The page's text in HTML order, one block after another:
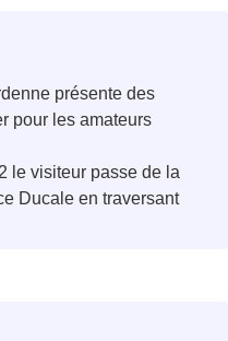
présente des
pour les amateurs
le visiteur passe de la
Ducale en traversant